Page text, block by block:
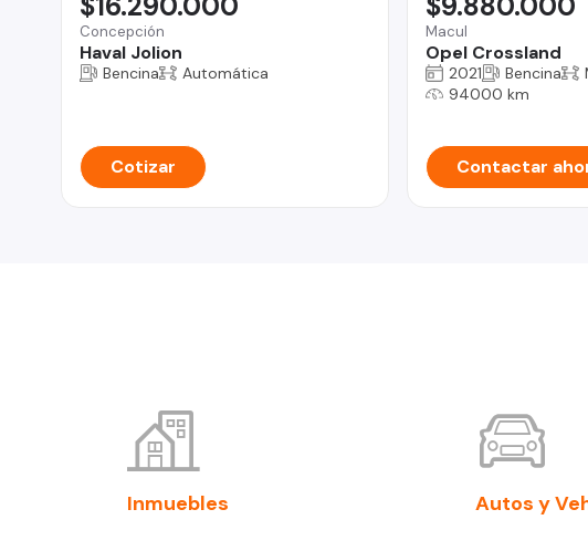
Concepción
Haval Jolion
Bencina Automática
Cotizar
Macul
Opel Crossland
2021 Bencina
94000 km
Contactar
Inmuebles Autos y